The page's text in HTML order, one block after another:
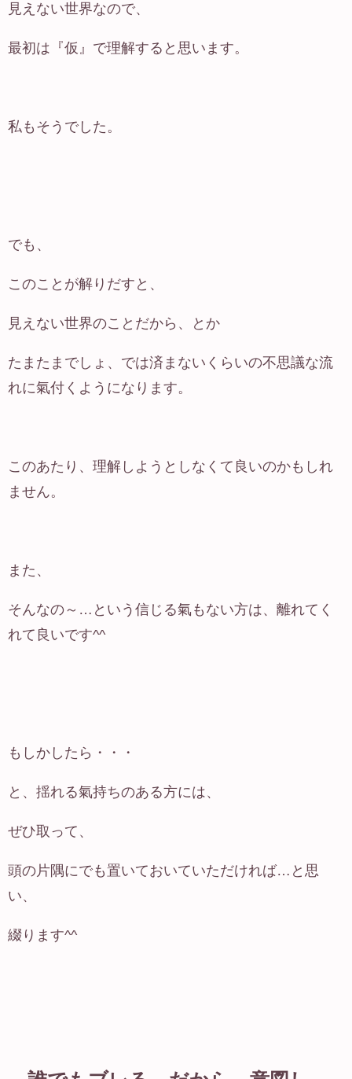
見えない世界なので、
最初は『仮』で理解すると思います。
私もそうでした。
でも、
このことが解りだすと、
見えない世界のことだから、とか
たまたまでしょ、では済まないくらいの不思議な流
れに氣付くようになります。
このあたり、理解しようとしなくて良いのかもしれ
ません。
また、
そんなの～…という信じる氣もない方は、離れてく
れて良いです^^
もしかしたら・・・
と、揺れる氣持ちのある方には、
ぜひ取って、
頭の片隅にでも置いておいていただければ…と思
い、
綴ります^^